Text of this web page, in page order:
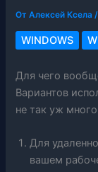
ОтАлексей Ксела
WINDOWS
Для чего
Вариантов
не так уж
Для
вашем